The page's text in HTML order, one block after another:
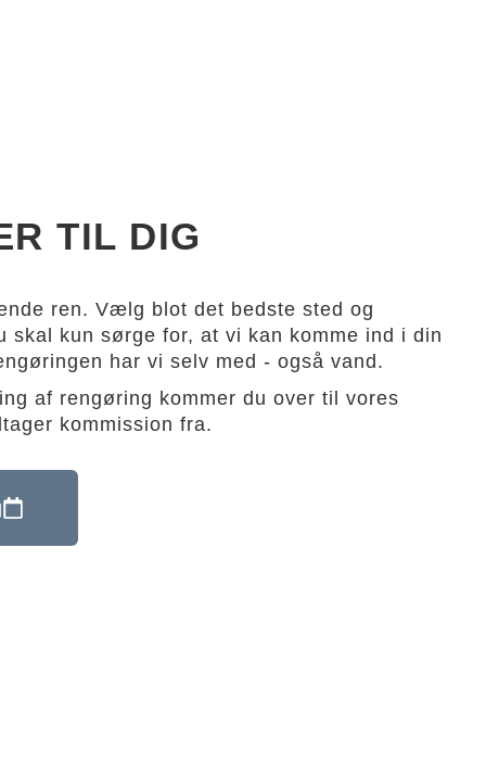
TIL DIG
ren. Vælg blot det bedste sted og
skal kun sørge for, at vi kan komme ind i din
har vi selv med - også vand.
af rengøring kommer du over til vores
kommission fra.